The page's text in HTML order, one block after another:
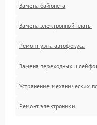
Замена байонета
Замена электронной платы
Ремонт узла автофокуса
Замена переходных
Устранение механических
Ремонт электроники